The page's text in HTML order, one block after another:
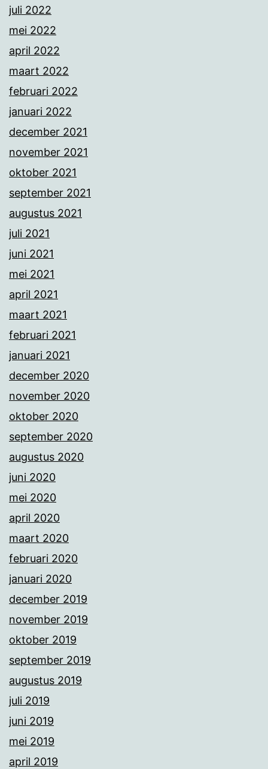
juli 2022
mei 2022
april 2022
maart 2022
februari 2022
januari 2022
december 2021
november 2021
oktober 2021
september 2021
augustus 2021
juli 2021
juni 2021
mei 2021
april 2021
maart 2021
februari 2021
januari 2021
december 2020
november 2020
oktober 2020
september 2020
augustus 2020
juni 2020
mei 2020
april 2020
maart 2020
februari 2020
januari 2020
december 2019
november 2019
oktober 2019
september 2019
augustus 2019
juli 2019
juni 2019
mei 2019
april 2019